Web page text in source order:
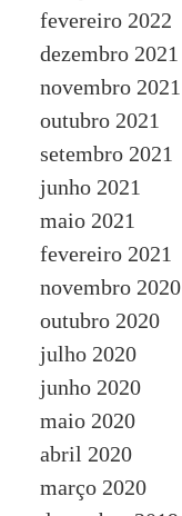
fevereiro 2022
dezembro 2021
novembro 2021
outubro 2021
setembro 2021
junho 2021
maio 2021
fevereiro 2021
novembro 2020
outubro 2020
julho 2020
junho 2020
maio 2020
abril 2020
março 2020